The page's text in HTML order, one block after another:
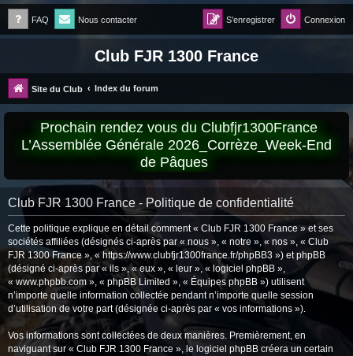
FAQ Nous contacter Connexion
S’enregistrer
Club FJR 1300 France
Site du Club Index du forum
Prochain rendez vous du Clubfjr1300France
L’Assemblée Générale 2026_Corrèze_Week-End
de Pâques
Club FJR 1300 France - Politique de confidentialité
Cette politique explique en détail comment « Club FJR 1300 France » et ses
sociétés affiliées (désignés ci-après par « nous », « notre », « nos », « Club
FJR 1300 France », « https://www.clubfjr1300france.fr/phpBB3 ») et phpBB
(désigné ci-après par « ils », « eux », « leur », « logiciel phpBB »,
« www.phpbb.com », « phpBB Limited », « Équipes phpBB ») utilisent
n’importe quelle information collectée pendant n’importe quelle session
d’utilisation de votre part (désignée ci-après par « vos informations »).
Vos informations sont collectées de deux manières. Premièrement, en
naviguant sur « Club FJR 1300 France », le logiciel phpBB créera un certain